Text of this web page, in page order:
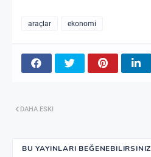
araçlar ekonomi
DAHA ESKI
BU YAYINLARI BEĞENEBILIRSINIZ